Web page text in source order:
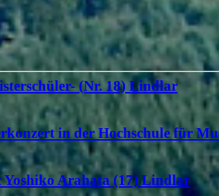
(Nr. 18) Lindlar
in der Hochschule für
Arahata (17) Lindlar